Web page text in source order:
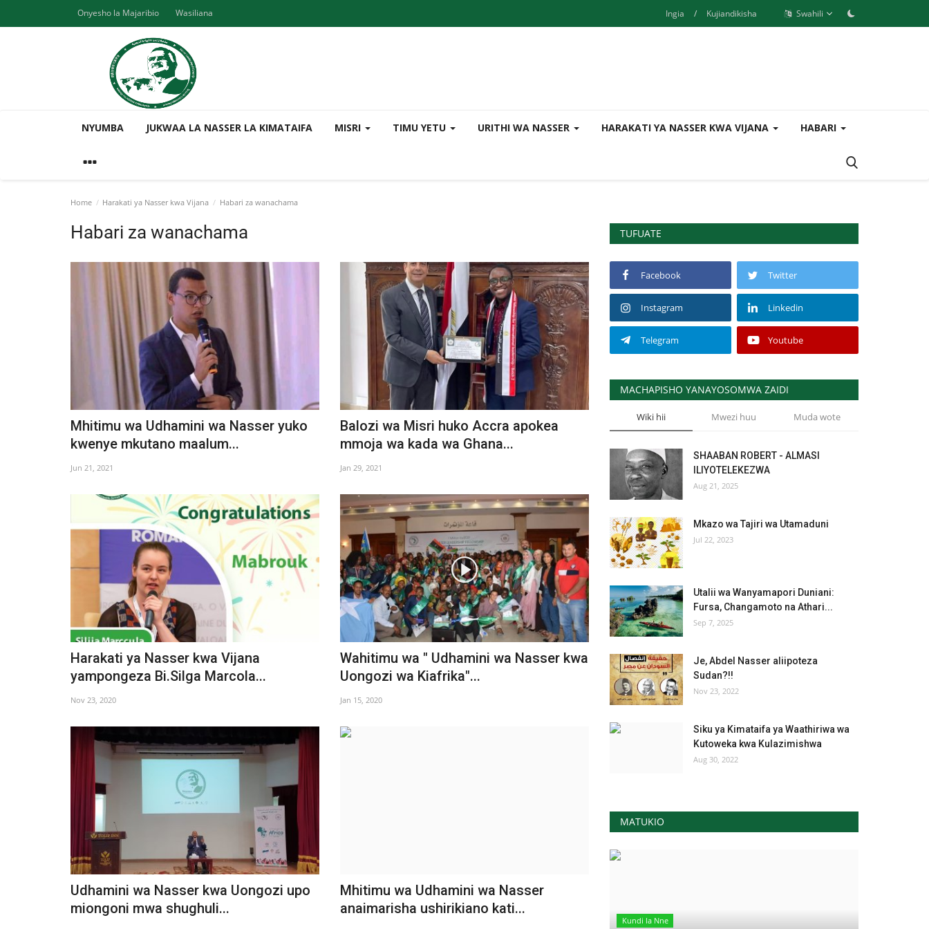
Onyesho la Majaribio Wasiliana Ingia / Kujiandikisha Swahili
NYUMBA JUKWAA LA NASSER LA KIMATAIFA MISRI TIMU YETU URITHI WA NASSER HARAKATI YA NASSER KWA VIJANA HABARI
Home Harakati ya Nasser kwa Vijana Habari za wanachama
Habari za wanachama
Mhitimu wa Udhamini wa Nasser yuko
kwenye mkutano maalum...
Jun 21, 2021
Balozi wa Misri huko Accra apokea
mmoja wa kada wa Ghana...
Jan 29, 2021
Harakati ya Nasser kwa Vijana
yampongeza Bi.Silga Marcola...
Nov 23, 2020
Wahitimu wa " Udhamini wa Nasser kwa
Uongozi wa Kiafrika"...
Jan 15, 2020
Udhamini wa Nasser kwa Uongozi upo
miongoni mwa shughuli...
Mhitimu wa Udhamini wa Nasser
anaimarisha ushirikiano kati...
TUFUATE
Facebook Twitter
Instagram Linkedin
Telegram Youtube
MACHAPISHO YANAYOSOMWA ZAIDI
Wiki hii Mwezi huu Muda wote
SHAABAN ROBERT - ALMASI
ILIYOTELEKEZWA
Aug 21, 2025
Mkazo wa Tajiri wa Utamaduni
Jul 22, 2023
Utalii wa Wanyamapori Duniani:
Fursa, Changamoto na Athari...
Sep 7, 2025
Je, Abdel Nasser aliipoteza
Sudan?!!
Nov 23, 2022
Siku ya Kimataifa ya Waathiriwa wa
Kutoweka kwa Kulazimishwa
Aug 30, 2022
MATUKIO
Kundi la Nne